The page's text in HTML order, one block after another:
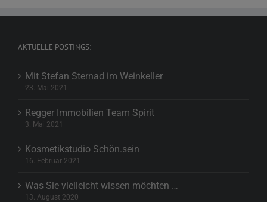
AKTUELLE POSTINGS:
Mit Stefan Sternad im Weinkeller
23. Mai 2021
Regger Immobilien Team Spirit
3. Mai 2021
Kosmetikstudio Schön.sein
16. Februar 2021
Was Sie vielleicht wissen möchten …
13. August 2020